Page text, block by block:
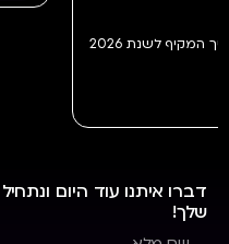
יצירת סרטונים AI – המדריך המקיף לשנת 2026
מדריך מלא | 2site
דברו איתנו עוד היום
שלך!